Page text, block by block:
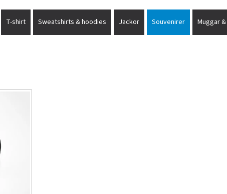
T-shirt Sweatshirts & hoodies Jackor Souvenirer Muggar &